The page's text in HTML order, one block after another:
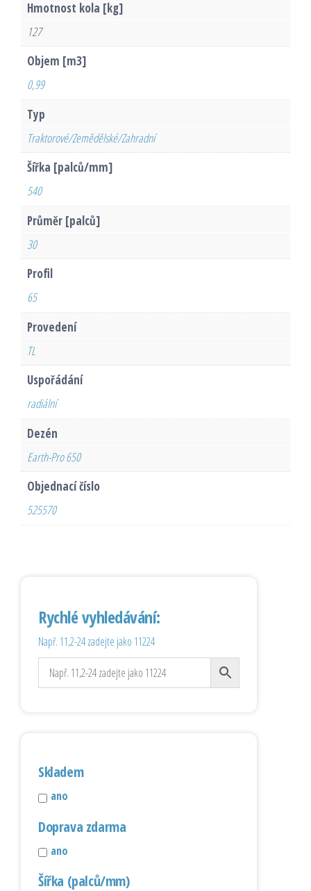
Hmotnost kola [kg]
127
Objem [m3]
0,99
Typ
Traktorové/Zemědělské/Zahradní
Šířka [palců/mm]
540
Průměr [palců]
30
Profil
65
Provedení
TL
Uspořádání
radiální
Dezén
Earth-Pro 650
Objednací číslo
525570
Rychlé vyhledávání:
Např. 11,2-24 zadejte jako 11224
Skladem
ano
Doprava zdarma
ano
Šířka (palců/mm)